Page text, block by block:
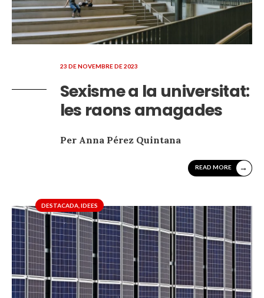
23 DE NOVEMBRE DE 2023
Sexisme a la universitat:
les raons amagades
Per Anna Pérez Quintana
READ MORE →
DESTACADA IDEES